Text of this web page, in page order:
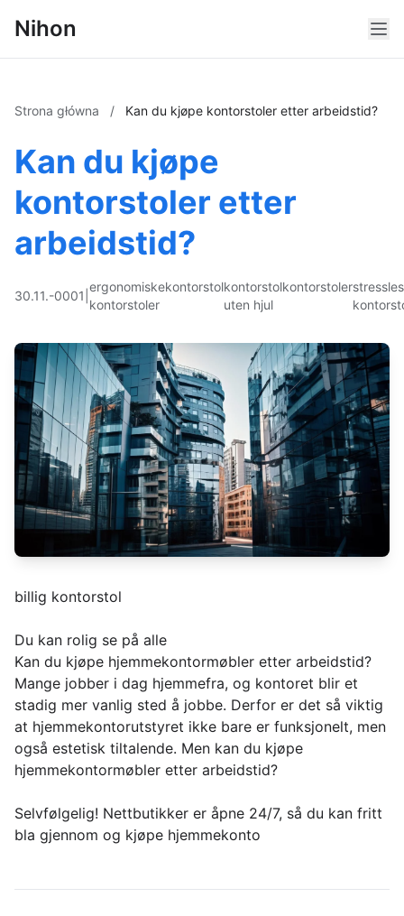
Nihon
Strona główna / Kan du kjøpe kontorstoler etter arbeidstid?
Kan du kjøpe
kontorstoler etter
arbeidstid?
30.11.-0001
ergonomiske
kontorstoler
kontorstolkontorstol
uten hjul
kontorstoler
billig kontorstol
Du kan rolig se på alle
Kan du kjøpe hjemmekontormøbler etter arbeidstid?
Mange jobber i dag hjemmefra, og kontoret blir et
stadig mer vanlig sted å jobbe. Derfor er det så viktig
at hjemmekontorutstyret ikke bare er funksjonelt, men
også estetisk tiltalende. Men kan du kjøpe
hjemmekontormøbler etter arbeidstid?
Selvfølgelig! Nettbutikker er åpne 24/7, så du kan fritt
bla gjennom og kjøpe hjemmekonto